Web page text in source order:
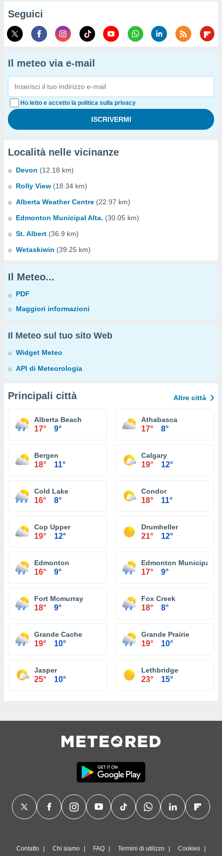
Seguici
Il meteo via e-mail
Ho letto e accetto la politica sulla privacy
Località nelle vicinanze
Devon (12.18 km)
Rolly View (18.34 km)
Alberta Weather Centre (22.97 km)
Edmonton Municipal Alta. (30.05 km)
St. Albert (36.9 km)
Wetaskiwin (39.25 km)
Il Meteo...
PDF
Maggiori informazioni
Il Meteo sul tuo sito Web
Widget Meteo
API di Meteorologia
Principali città Altre città
Alberta Beach
17° 9°
Athabasca
17° 8°
Bergen
18° 11°
Calgary
19° 12°
Cold Lake
16° 8°
Condor
18° 11°
Cop Upper
19° 12°
Drumheller
21° 12°
Edmonton
16° 9°
Edmonton Municipal
17° 9°
Fort Mcmurray
18° 9°
Fox Creek
18° 8°
Grande Cache
19° 10°
Grande Prairie
19° 10°
Jasper
25° 10°
Lethbridge
23° 15°
Contatto Chi siamo FAQ Termini di utilizzo Cookies